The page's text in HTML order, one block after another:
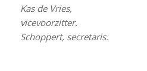
Kas de Vries,
Schoppert, secretaris.